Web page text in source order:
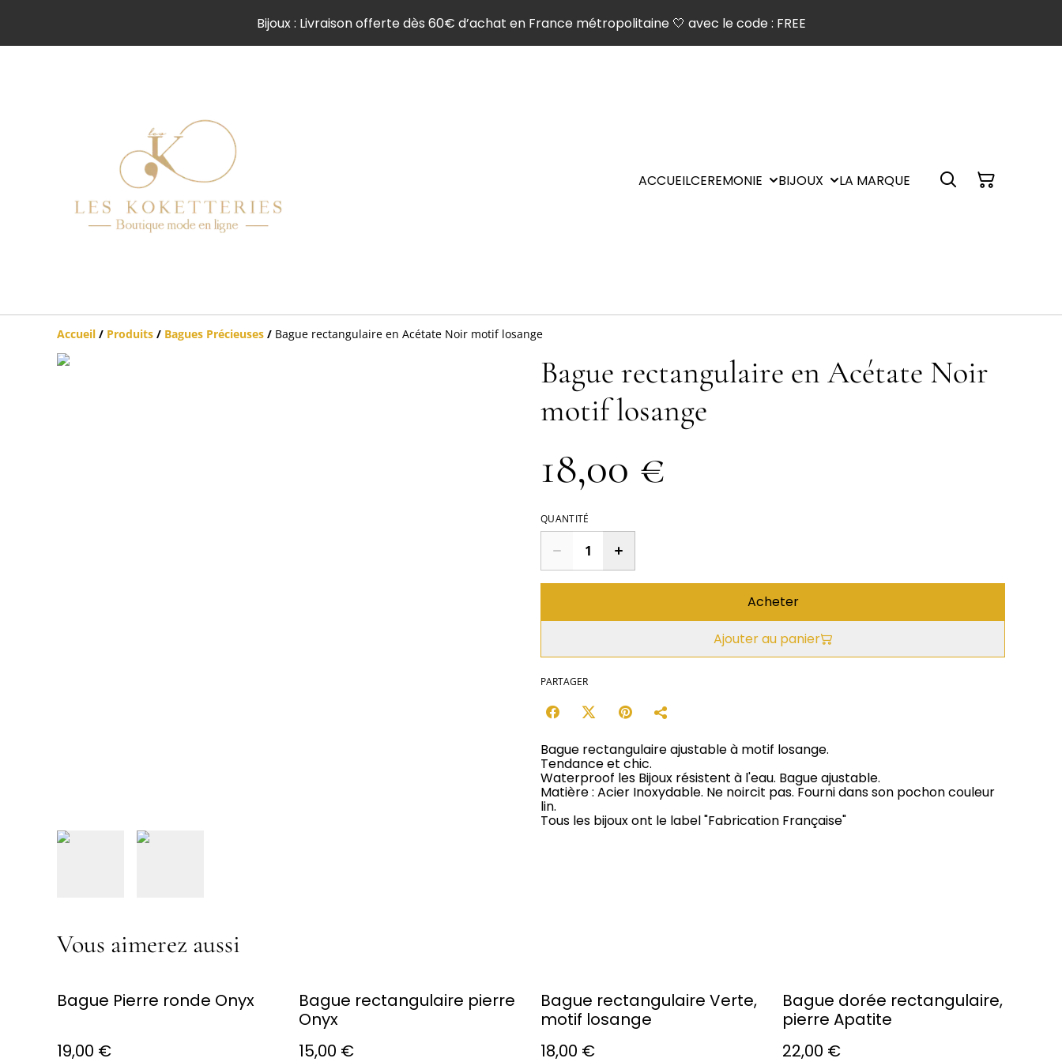
Bijoux : Livraison offerte dès 60€ d’achat en France métropolitaine 🤍 avec le code : FREE
ACCUEILCEREMONIE BIJOUX LA MARQUE
Accueil / Produits / Bagues Précieuses / Bague rectangulaire en Acétate Noir motif losange
Bague rectangulaire en Acétate Noir
motif losange
18,00 €
QUANTITÉ
Acheter
Ajouter au panier
PARTAGER
Bague rectangulaire ajustable à motif losange.
Tendance et chic.
Waterproof les Bijoux résistent à l'eau. Bague ajustable.
Matière : Acier Inoxydable. Ne noircit pas. Fourni dans son pochon couleur
lin.
Tous les bijoux ont le label "Fabrication Française"
Vous aimerez aussi
Bague Pierre ronde Onyx
19,00 €
Bague rectangulaire pierre
Onyx
15,00 €
Bague rectangulaire Verte,
motif losange
18,00 €
Bague dorée rectangulaire,
pierre Apatite
22,00 €